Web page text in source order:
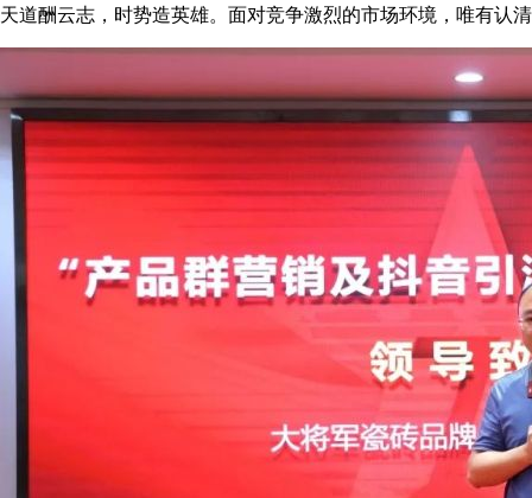
天道酬云志，时势造英雄。面对竞争激烈的市场环境，唯有认